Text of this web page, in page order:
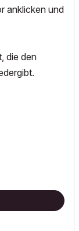
anklicken und
die den